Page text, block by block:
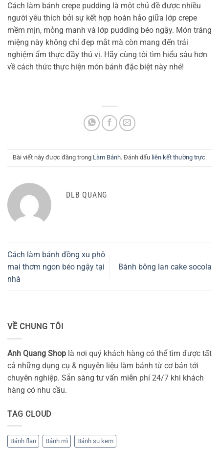
Cách làm bánh crepe pudding là một chủ đề được nhiều
người yêu thích bởi sự kết hợp hoàn hảo giữa lớp crepe
mềm mịn, mỏng manh và lớp pudding béo ngậy. Món tráng
miệng này không chỉ đẹp mắt mà còn mang đến trải
nghiệm ẩm thực đầy thú vị. Hãy cùng tôi tìm hiểu sâu hơn
về cách thức thực hiện món bánh đặc biệt này nhé!
Bài viết này được đăng trong Làm Bánh. Đánh dấu liên kết thường trực.
DLB QUANG
Cách làm bánh đồng xu phô
mai thơm ngon béo ngậy tại
nhà
Bánh bông lan cake socola
VỀ CHUNG TÔI
Anh Quang Shop là nơi quý khách hàng có thể tìm được tất
cả những dụng cụ & nguyên liệu làm bánh từ cơ bản tới
chuyên nghiệp. Sẵn sàng tư vấn miễn phí 24/7 khi khách
hàng có nhu cầu.
TAG CLOUD
Bánh flan Bánh mì Bánh su kem